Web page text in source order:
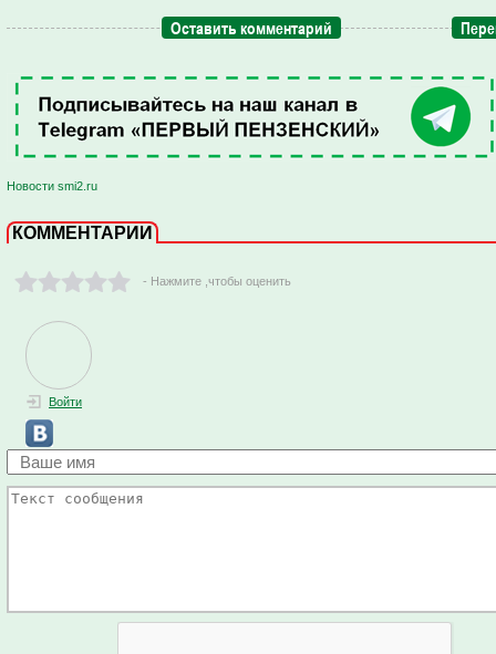
Оставить комментарий
Новости smi2.ru
КОММЕНТАРИИ
- Нажмите ,чтобы оценить
Войти